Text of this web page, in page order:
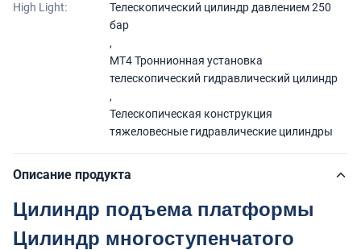
High Light:
Телескопический цилиндр давлением 250
бар
,
MT4 Троннионная установка
телескопический гидравлический цилиндр
,
Телескопическая конструкция
тяжеловесные гидравлические цилиндры
Описание продукта
Цилиндр подъема платформы
Цилиндр многоступенчатого